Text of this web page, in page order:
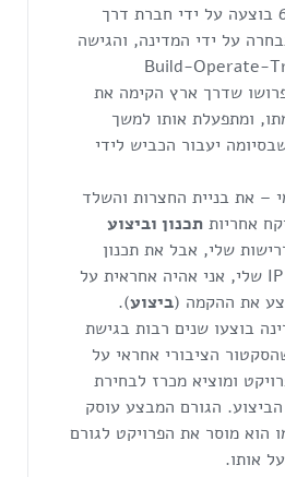
- למשל, הקמת כביש 6 בוצעה על ידי חברת דרך
על ידי המדינה, והגישה
שדרך ארץ הקימה את
ומתפעלת אותו למשך
יעבור הכביש לידי
– את בניית החצרות והשלד
אחריות תכנון וביצוע
שלי, אבל את תכנון
המערך הכימי באם זה IP שלי, אני אהיה אחראית על
את ההקמה (ביצוע).
בוצעו שנים רבות בגישת
הציבורי אחראי על
ומוציא מכרז לבחירת
הגורם המבצע עוסק
הוא מוסר את הפרויקט לגורם
אותו.